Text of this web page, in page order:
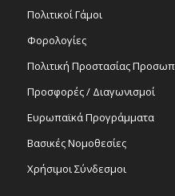
24
Εκδηλώσεις
Πολιτικοί Γάμοι
Φορολογίες
Πολιτική Προστασίας
Προσφορές / Διαγωνισμοί
Ευρωπαϊκά Προγράμματα
Βασικές Νομοθεσίες
Χρήσιμοι Σύνδεσμοι